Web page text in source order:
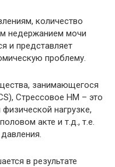
количество
недержанием мочи
и представляет
проблему.
занимающегося
Стрессовое НМ – это
нагрузке,
акте и т.д., т.е.
в результате